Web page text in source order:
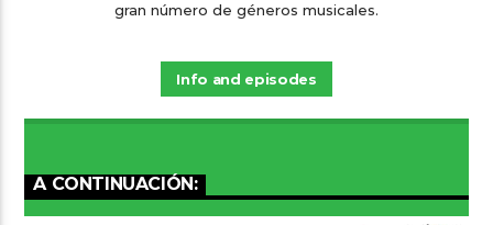
gran número de géneros musicales.
Info and episodes
A CONTINUACIÓN: